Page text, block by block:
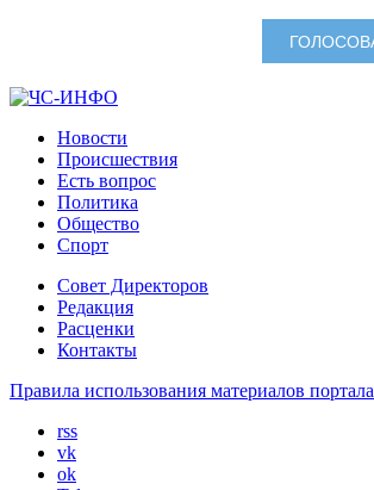
Новости
Происшествия
Есть вопрос
Политика
Общество
Спорт
Совет Директоров
Редакция
Расценки
Контакты
Правила использования материалов портала
rss
vk
ok